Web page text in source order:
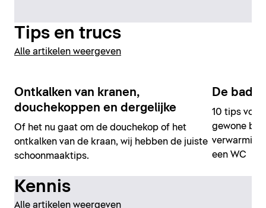
Tips en trucs
Alle artikelen weergeven
Ontkalken van kranen,
douchekoppen en dergelijke
Of het nu gaat om de douchekop of het
ontkalken van de kraan, wij hebben de juiste
schoonmaaktips.
De
10 tips voor
gewone
een WC
Kennis
Alle artikelen weergeven